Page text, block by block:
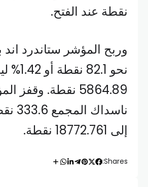
نقطة عند الفتح.
نحو 82.1
5864.89 نقطة. وقفز
إلى 18772.761 نقطة.
Shares: